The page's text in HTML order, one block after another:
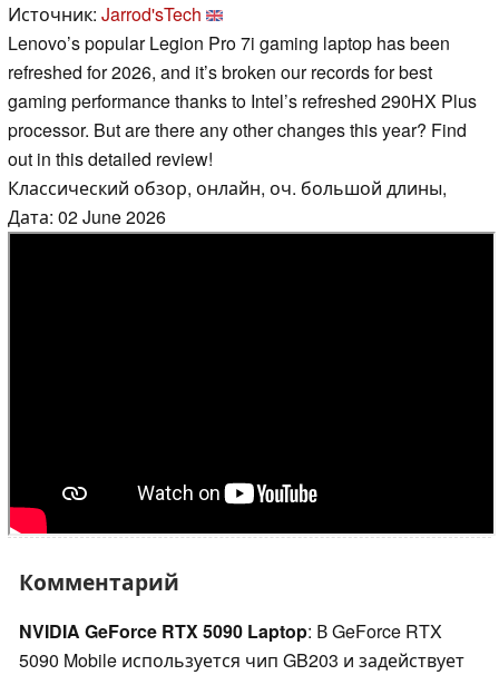
Источник: Jarrod'sTech
Lenovo’s popular Legion Pro 7i gaming laptop has been
refreshed for 2026, and it’s broken our records for best
gaming performance thanks to Intel’s refreshed 290HX Plus
processor. But are there any other changes this year? Find
out in this detailed review!
Классический обзор, онлайн, оч. большой длины,
Дата: 02 June 2026
Комментарий
NVIDIA GeForce RTX 5090 Laptop: В GeForce RTX
5090 Mobile используется чип GB203 и задействует